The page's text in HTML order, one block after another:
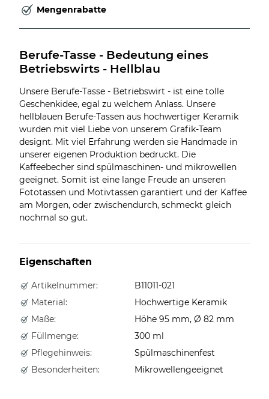
Mengenrabatte
Berufe-Tasse - Bedeutung eines
Betriebswirts - Hellblau
Unsere Berufe-Tasse - Betriebswirt - ist eine tolle
Geschenkidee, egal zu welchem Anlass. Unsere
hellblauen Berufe-Tassen aus hochwertiger Keramik
wurden mit viel Liebe von unserem Grafik-Team
designt. Mit viel Erfahrung werden sie Handmade in
unserer eigenen Produktion bedruckt. Die
Kaffeebecher sind spülmaschinen- und mikrowellen
geeignet. Somit ist eine lange Freude an unseren
Fototassen und Motivtassen garantiert und der Kaffee
am Morgen, oder zwischendurch, schmeckt gleich
nochmal so gut.
Eigenschaften
Artikelnummer:
B11011-021
Material:
Hochwertige Keramik
Maße:
Höhe 95 mm, Ø 82 mm
Füllmenge:
300 ml
Pflegehinweis:
Spülmaschinenfest
Besonderheiten:
Mikrowellengeeignet